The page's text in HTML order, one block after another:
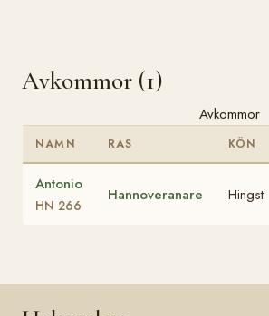
Avkommor (1)
Avkommor
NAMN RAS KÖN
Antonio
HN 266
Hannoveranare Hingst